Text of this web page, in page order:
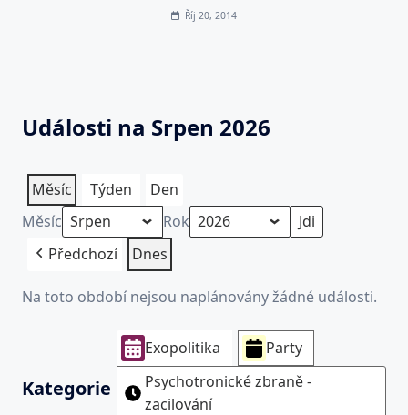
Říj 20, 2014
Události na Srpen 2026
Měsíc Týden
Den
Měsíc
Rok
Předchozí
Dnes
Na toto období nejsou naplánovány žádné události.
Kategorie
Exopolitika
Party
Psychotronické zbraně -
zacilování